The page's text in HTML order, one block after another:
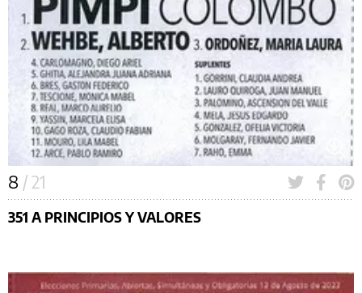
8 / 21
351 A PRINCIPIOS Y VALORES